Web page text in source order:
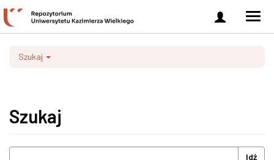
Zaloguj
się
Szukaj
Szukaj
Idź